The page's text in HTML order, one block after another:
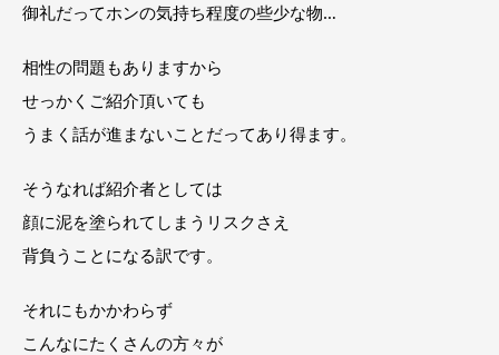
御礼だってホンの気持ち程度の些少な物…
相性の問題もありますから
せっかくご紹介頂いても
うまく話が進まないことだってあり得ます。
そうなれば紹介者としては
顔に泥を塗られてしまうリスクさえ
背負うことになる訳です。
それにもかかわらず
こんなにたくさんの方々が